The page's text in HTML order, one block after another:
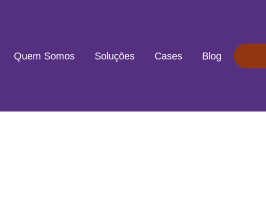
Quem Somos Soluções Cases Blog